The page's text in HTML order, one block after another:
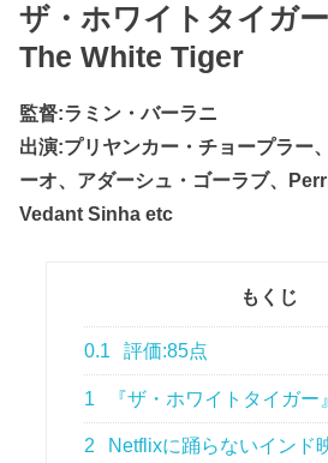
ザ・ホワイトタイガ
The White Tiger
監督:ラミン・バーラニ
出演:プリヤンカー・チョープラー
ーオ、アダーシュ・ゴーラブ、
Vedant Sinha etc
もくじ
0.1 評価:85点
1 『ザ・ホワイトタイガー
2 Netflixに踊らないインド